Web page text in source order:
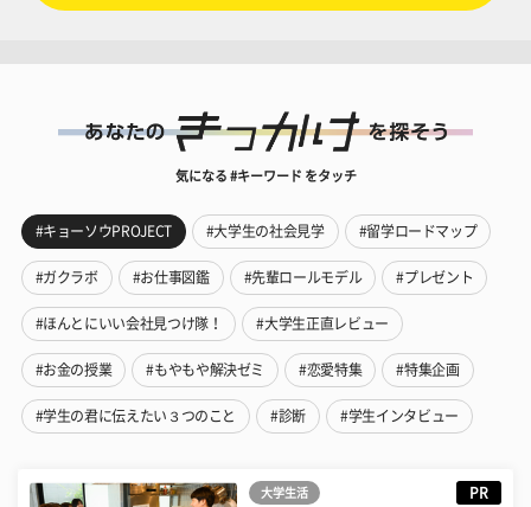
気になる #キーワード をタッチ
#キョーソウPROJECT #大学生の社会見学 #留学ロードマップ
#ガクラボ #お仕事図鑑 #先輩ロールモデル #プレゼント
#ほんとにいい会社見つけ隊！ #大学生正直レビュー
#お金の授業 #もやもや解決ゼミ #恋愛特集 #特集企画
#学生の君に伝えたい３つのこと #診断 #学生インタビュー
大学生活 PR